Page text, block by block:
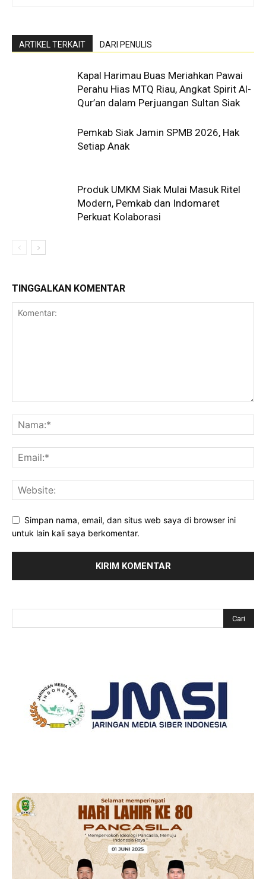
ARTIKEL TERKAIT DARI PENULIS
Kapal Harimau Buas Meriahkan Pawai
Perahu Hias MTQ Riau, Angkat Spirit Al-
Qur’an dalam Perjuangan Sultan Siak
Pemkab Siak Jamin SPMB 2026, Hak
Setiap Anak
Produk UMKM Siak Mulai Masuk Ritel
Modern, Pemkab dan Indomaret
Perkuat Kolaborasi
TINGGALKAN KOMENTAR
Simpan nama, email, dan situs web saya di browser ini
untuk lain kali saya berkomentar.